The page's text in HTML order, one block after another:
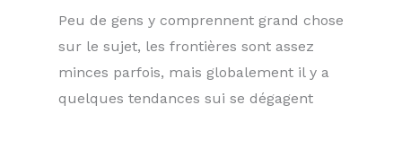
Peu de gens y comprennent grand chose
sur le sujet, les frontières sont assez
minces parfois, mais globalement il y a
quelques tendances sui se dégagent